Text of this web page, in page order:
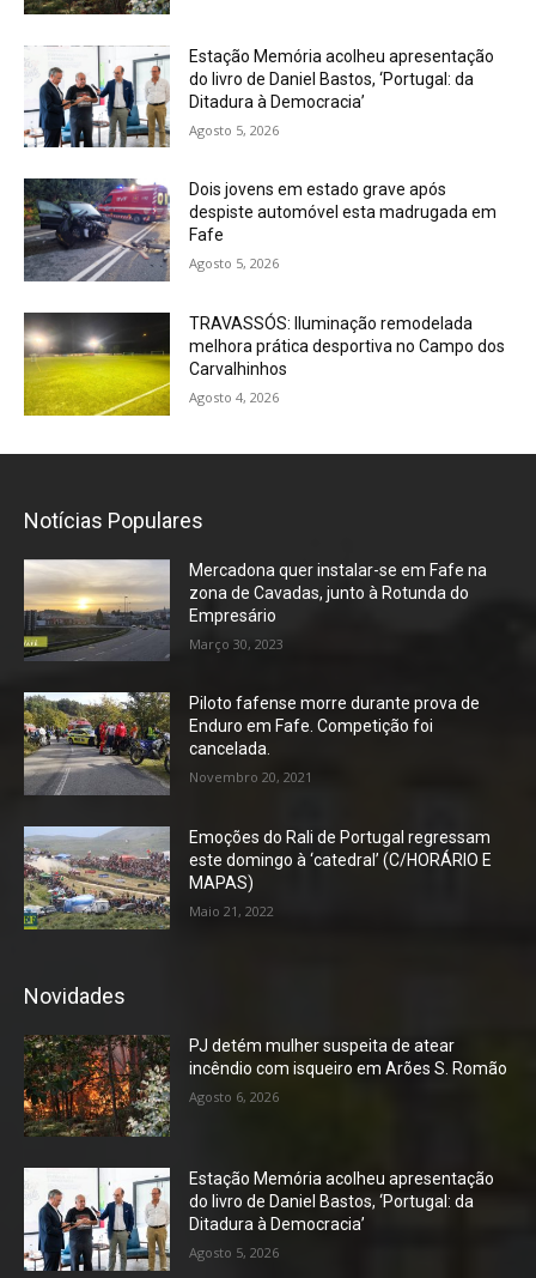
Estação Memória acolheu apresentação
do livro de Daniel Bastos, ‘Portugal: da
Ditadura à Democracia’
Agosto 5, 2026
Dois jovens em estado grave após
despiste automóvel esta madrugada em
Fafe
Agosto 5, 2026
TRAVASSÓS: Iluminação remodelada
melhora prática desportiva no Campo dos
Carvalhinhos
Agosto 4, 2026
Notícias Populares
Mercadona quer instalar-se em Fafe na
zona de Cavadas, junto à Rotunda do
Empresário
Março 30, 2023
Piloto fafense morre durante prova de
Enduro em Fafe. Competição foi
cancelada.
Novembro 20, 2021
Emoções do Rali de Portugal regressam
este domingo à ‘catedral’ (C/HORÁRIO E
MAPAS)
Maio 21, 2022
Novidades
PJ detém mulher suspeita de atear
incêndio com isqueiro em Arões S. Romão
Agosto 6, 2026
Estação Memória acolheu apresentação
do livro de Daniel Bastos, ‘Portugal: da
Ditadura à Democracia’
Agosto 5, 2026